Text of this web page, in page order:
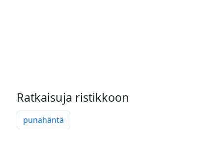
Ratkaisuja ristikkoon
punahäntä